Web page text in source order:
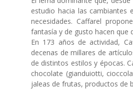
estudio hacia las cambiantes
necesidades. Caffarel
fantasía y de gusto hacen que
En 173 años de actividad,
decenas de millares de
de distintos estilos y épocas.
chocolate (gianduiotti,
jaleas de frutas, productos de